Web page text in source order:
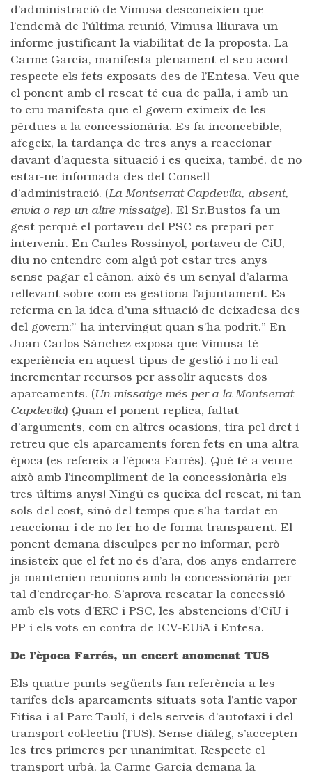
d’administració de Vimusa desconeixien que
l’endemà de l’última reunió, Vimusa lliurava un
informe justificant la viabilitat de la proposta. La
Carme Garcia, manifesta plenament el seu acord
respecte els fets exposats des de l’Entesa. Veu que
el ponent amb el rescat té cua de palla, i amb un
to cru manifesta que el govern eximeix de les
pèrdues a la concessionària. Es fa inconcebible,
afegeix, la tardança de tres anys a reaccionar
davant d’aquesta situació i es queixa, també, de no
estar-ne informada des del Consell
d’administració. (La Montserrat Capdevila, absent,
envia o rep un altre missatge). El Sr.Bustos fa un
gest perquè el portaveu del PSC es prepari per
intervenir. En Carles Rossinyol, portaveu de CiU,
diu no entendre com algú pot estar tres anys
sense pagar el cànon, això és un senyal d’alarma
rellevant sobre com es gestiona l’ajuntament. Es
referma en la idea d’una situació de deixadesa des
del govern:” ha intervingut quan s’ha podrit.” En
Juan Carlos Sánchez exposa que Vimusa té
experiència en aquest tipus de gestió i no li cal
incrementar recursos per assolir aquests dos
aparcaments. ( Un missatge més per a la Montserrat
Capdevila) Quan el ponent replica, faltat
d’arguments, com en altres ocasions, tira pel dret i
retreu que els aparcaments foren fets en una altra
època (es refereix a l’època Farrés). Què té a veure
això amb l’incompliment de la concessionària els
tres últims anys! Ningú es queixa del rescat, ni tan
sols del cost, sinó del temps que s’ha tardat en
reaccionar i de no fer-ho de forma transparent. El
ponent demana disculpes per no informar, però
insisteix que el fet no és d’ara, dos anys endarrere
ja mantenien reunions amb la concessionària per
tal d’endreçar-ho. S’aprova rescatar la concessió
amb els vots d’ERC i PSC, les abstencions d’CiU i
PP i els vots en contra de ICV-EUiA i Entesa.
De l’època Farrés, un encert anomenat TUS
Els quatre punts següents fan referència a les
tarifes dels aparcaments situats sota l’antic vapor
Fitisa i al Parc Taulí, i dels serveis d’autotaxi i del
transport col·lectiu (TUS). Sense diàleg, s’accepten
les tres primeres per unanimitat. Respecte el
transport urbà, la Carme Garcia demana la